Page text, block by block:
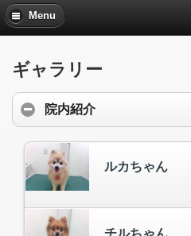
Menu
ギャラリー
院内紹介
ルカちゃん
チルちゃん